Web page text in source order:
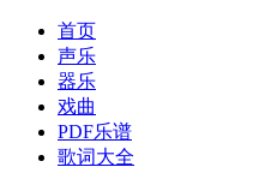
首页
声乐
器乐
戏曲
PDF乐谱
歌词大全